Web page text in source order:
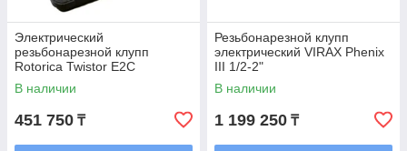
Электрический
резьбонарезной клупп
Rotorica Twistor E2С
В наличии
451 750 ₸
Резьбонарезной клупп
электрический VIRAX Phenix
III 1/2-2"
В наличии
1 199 250 ₸